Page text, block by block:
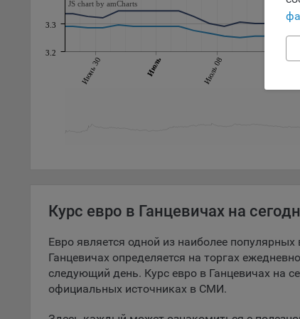
Июнь 30 Июль Июль 08
3.2
3.3
JS chart by amCharts
Курс евро в Ганцевичах на
Евро является одной из наиболее
Ганцевичах определяется на торгах
следующий день. Курс евро в Ганцевичах на
официальных источниках в СМИ.